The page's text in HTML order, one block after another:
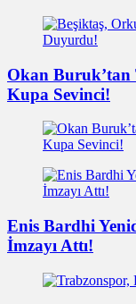
Okan
Kupa Sevinci!
Enis Bardhi
İmzayı Attı!